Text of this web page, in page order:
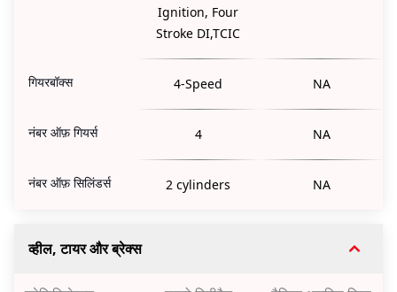
Ignition, Four
Stroke DI,TCIC
गियरबॉक्स 4-Speed NA
नंबर ऑफ़ गियर्स 4 NA
नंबर ऑफ़ सिलिंडर्स 2 cylinders NA
व्हील, टायर और ब्रेक्स